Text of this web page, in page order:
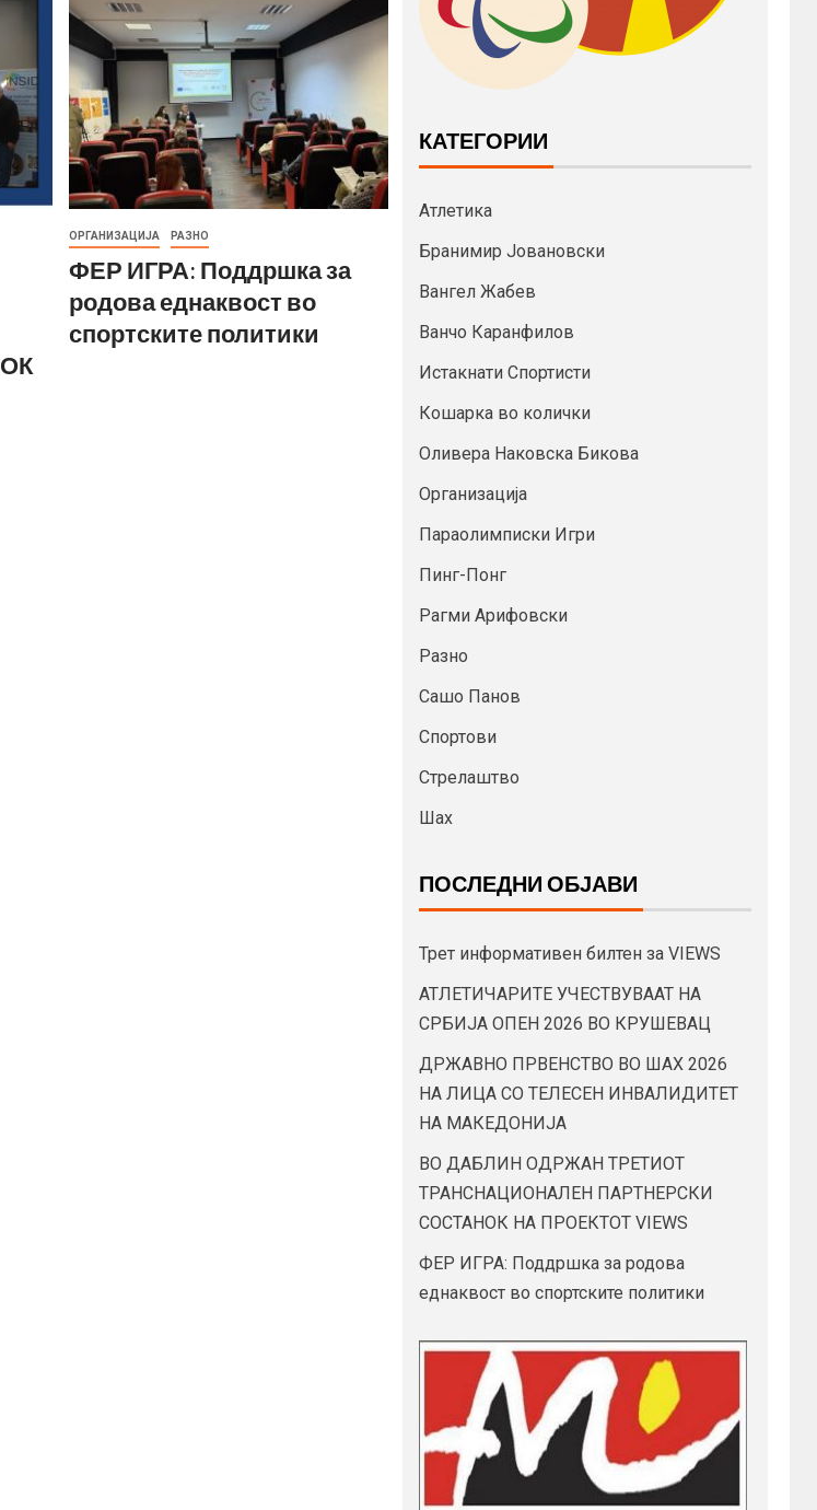
ОРГАНИЗАЦИЈА РАЗНО
ФЕР ИГРА: Поддршка за
родова еднаквост во
спортските политики
КАТЕГОРИИ
Атлетика
Бранимир Јовановски
Вангел Жабев
Ванчо Каранфилов
Истакнати Спортисти
Кошарка во колички
Оливера Наковска Бикова
Организација
Параолимписки Игри
Пинг-Понг
Рагми Арифовски
Разно
Сашо Панов
Спортови
Стрелаштво
Шах
ПОСЛЕДНИ ОБЈАВИ
Трет информативен билтен за VIEWS
АТЛЕТИЧАРИТЕ УЧЕСТВУВААТ НА
СРБИЈА ОПЕН 2026 ВО КРУШЕВАЦ
ДРЖАВНО ПРВЕНСТВО ВО ШАХ 2026
НА ЛИЦА СО ТЕЛЕСЕН ИНВАЛИДИТЕТ
НА МАКЕДОНИЈА
ВО ДАБЛИН ОДРЖАН ТРЕТИОТ
ТРАНСНАЦИОНАЛЕН ПАРТНЕРСКИ
СОСТАНОК НА ПРОЕКТОТ VIEWS
ФЕР ИГРА: Поддршка за родова
еднаквост во спортските политики